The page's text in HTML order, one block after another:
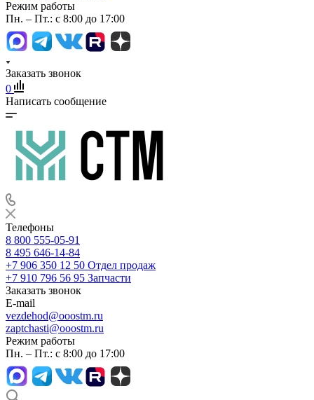
Режим работы
Пн. – Пт.: с 8:00 до 17:00
Заказать звонок
0
Написать сообщение
Телефоны
8 800 555-05-91
8 495 646-14-84
+7 906 350 12 50 Отдел продаж
+7 910 796 56 95 Запчасти
Заказать звонок
E-mail
vezdehod@ooostm.ru
zaptchasti@ooostm.ru
Режим работы
Пн. – Пт.: с 8:00 до 17:00